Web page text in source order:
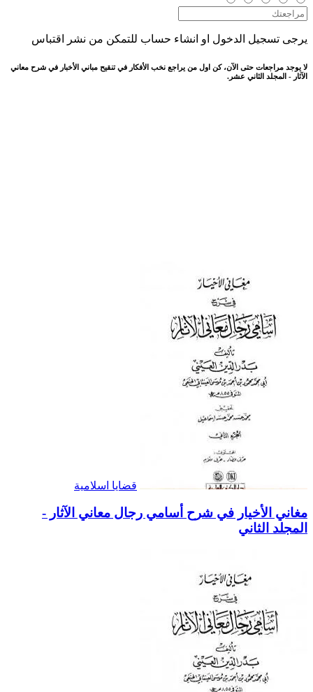
يرجى تسجيل الدخول او انشاء حساب للتمكن من نشر اقتباس
لا يوجد مراجعات حتى الآن، كن اول من يراجع نخب الأفكار في تنقيح مباني الأخبار في شرح معاني
الآثار - المجلد الثاني عشر.
قضايا اسلامية
مغاني الأخيار في شرح أسامي رجال معاني الآثار -
المجلد الثاني